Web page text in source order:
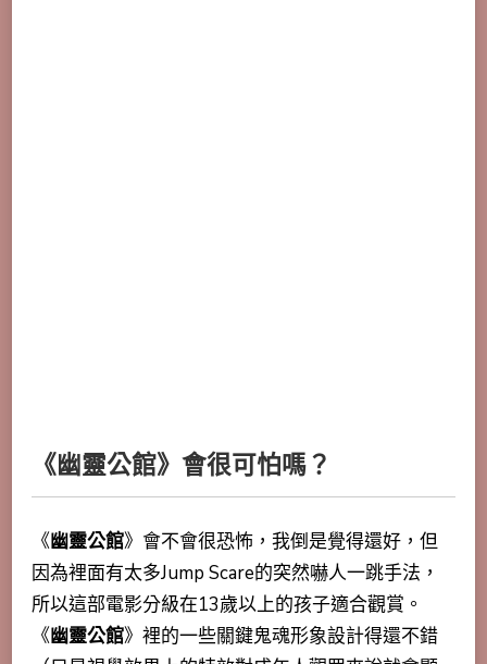
《幽靈公館》會很可怕嗎？
《幽靈公館》會不會很恐怖，我倒是覺得還好，但
因為裡面有太多Jump Scare的突然嚇人一跳手法，
所以這部電影分級在13歲以上的孩子適合觀賞。
《幽靈公館》裡的一些關鍵鬼魂形象設計得還不錯